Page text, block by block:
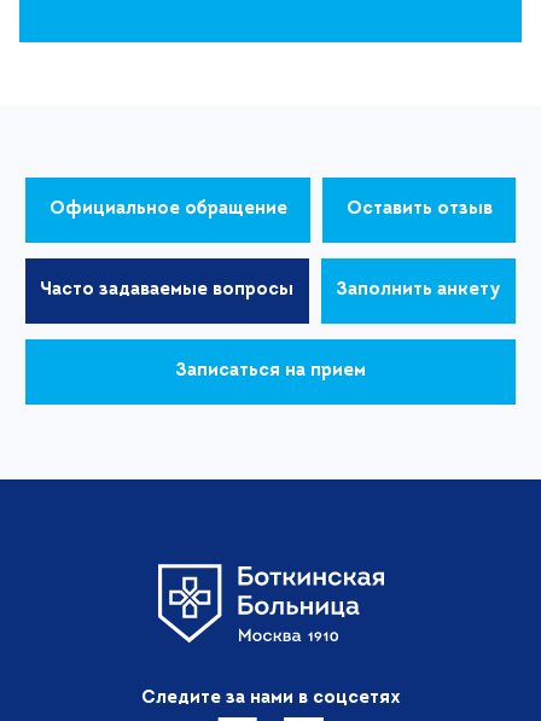
Официальное обращение Оставить отзыв
Часто задаваемые вопросы Заполнить анкету
Записаться на прием
Следите за нами в соцсетях